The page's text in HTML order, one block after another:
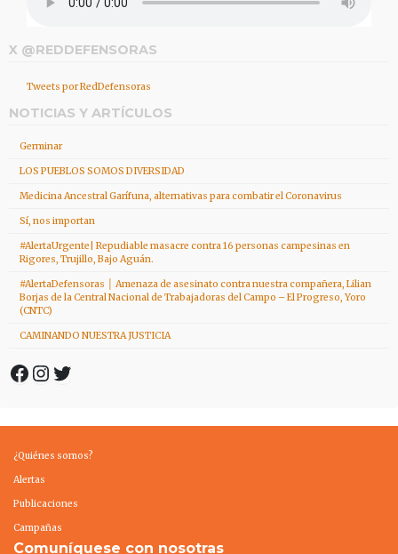
X @REDDEFENSORAS
Tweets por RedDefensoras
NOTICIAS Y ARTÍCULOS
Germinar
LOS PUEBLOS SOMOS DIVERSIDAD
Medicina Ancestral Garífuna, alternativas para combatir el Coronavirus
Sí, nos importan
#AlertaUrgente| Repudiable masacre contra 16 personas campesinas en
Rigores, Trujillo, Bajo Aguán.
#AlertaDefensoras │ Amenaza de asesinato contra nuestra compañera, Lilian
Borjas de la Central Nacional de Trabajadoras del Campo – El Progreso, Yoro
(CNTC)
CAMINANDO NUESTRA JUSTICIA
Facebook
Instagram
Twitter
¿Quiénes somos?
Alertas
Publicaciones
Campañas
Comuníquese con nosotras